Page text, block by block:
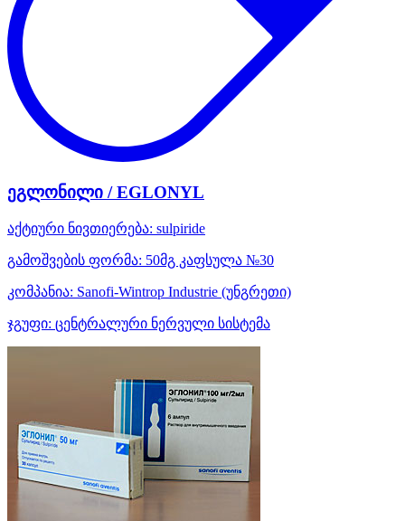
ეგლონილი / EGLONYL
აქტიური ნივთიერება: sulpiride
გამოშვების ფორმა: 50მგ კაფსულა №30
კომპანია: Sanofi-Wintrop Industrie (უნგრეთი)
ჯგუფი: ცენტრალური ნერვული სისტემა